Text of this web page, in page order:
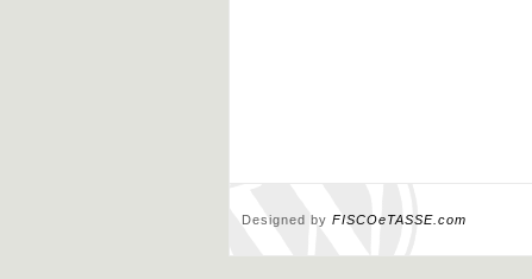
Designed by FISCOeTASSE.com